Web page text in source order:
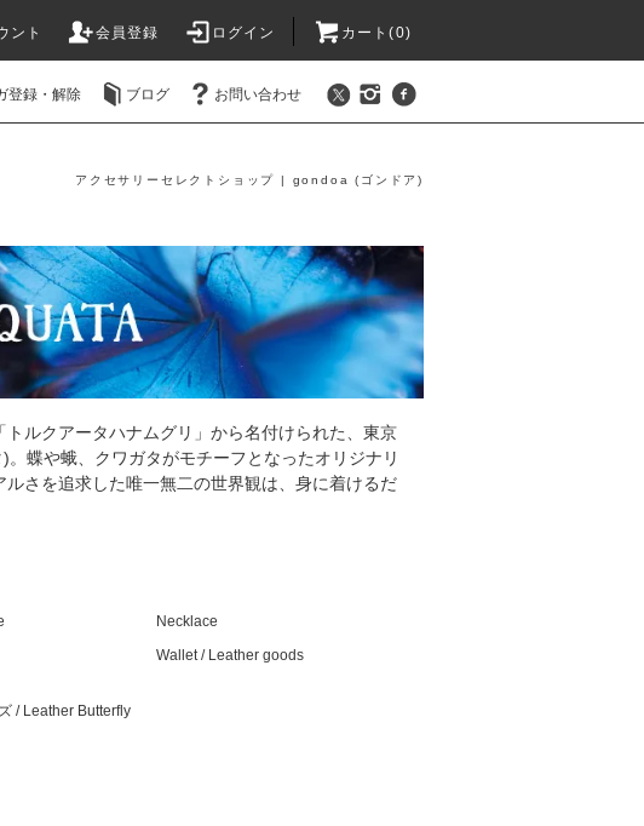
ント 会員登録 ログイン カート(0)
登録・解除 ブログ お問い合わせ
アクセサリーセレクトショップ | gondoa (ゴンドア)
トルクアータハナムグリ」から名付けられた、東京
蝶や蛾、クワガタがモチーフとなったオリジナリ
さを追求した唯一無二の世界観は、身に着けるだ
Necklace
Wallet / Leather goods
/ Leather Butterfly